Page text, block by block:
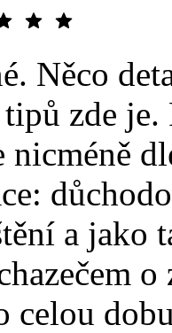
Něco
zde
nicméně
a jako
celou